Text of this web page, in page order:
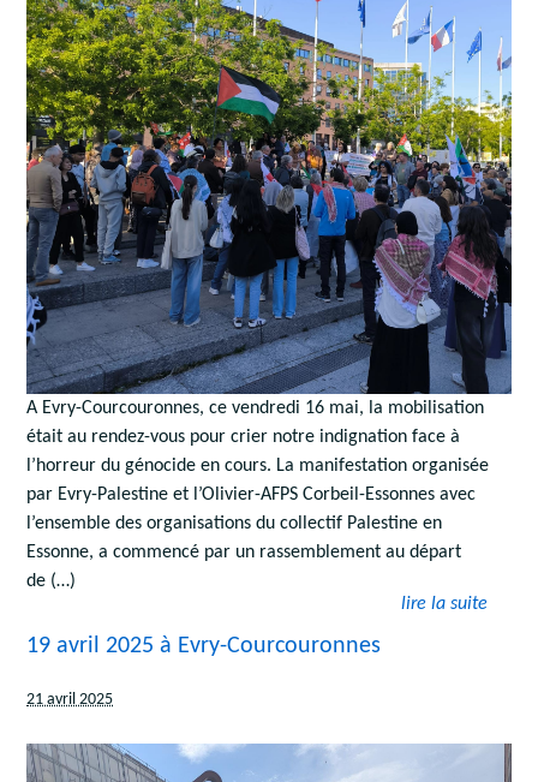
A Evry-Courcouronnes, ce vendredi 16 mai, la mobilisation
était au rendez-vous pour crier notre indignation face à
l’horreur du génocide en cours. La manifestation organisée
par Evry-Palestine et l’Olivier-AFPS Corbeil-Essonnes avec
l’ensemble des organisations du collectif Palestine en
Essonne, a commencé par un rassemblement au départ
de (…)
lire la suite
19 avril 2025 à Evry-Courcouronnes
21 avril 2025